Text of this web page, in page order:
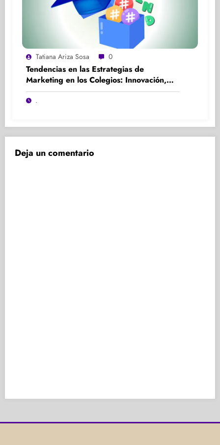
Tatiana Ariza Sosa 0
Tendencias en las Estrategias de
Marketing en los Colegios: Innovación,
Participación y Experiencia
.
Deja un comentario